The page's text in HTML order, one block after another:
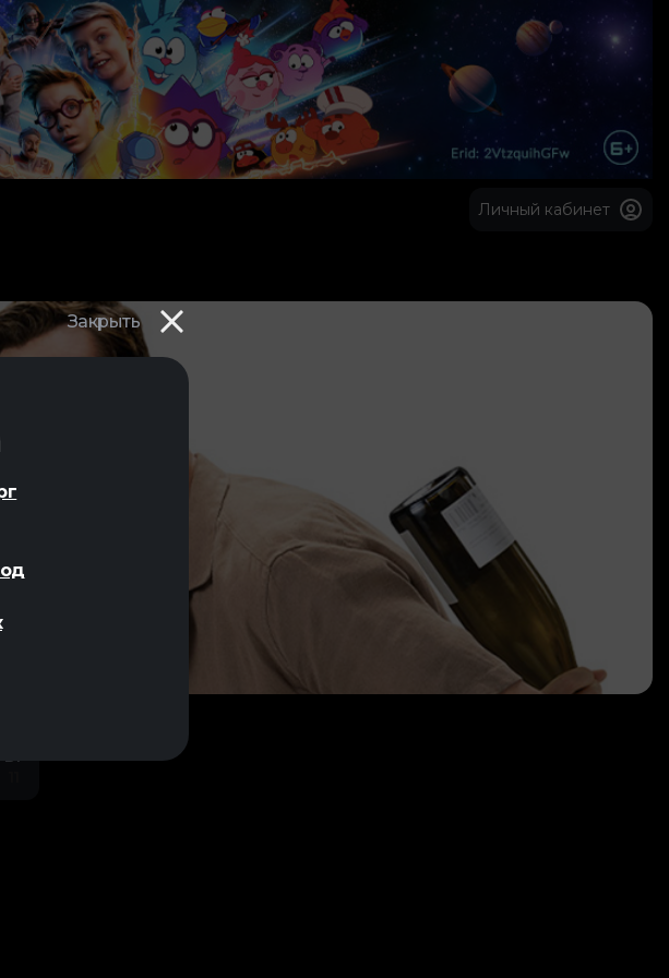
Закрыть
Личный кабинет
Вт